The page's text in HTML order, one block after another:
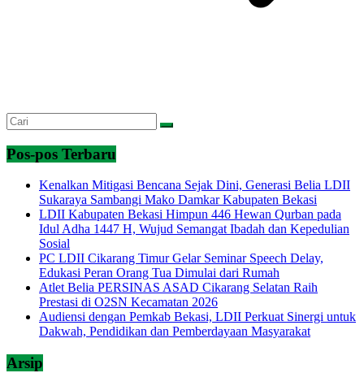
Pos-pos Terbaru
Kenalkan Mitigasi Bencana Sejak Dini, Generasi Belia LDII
Sukaraya Sambangi Mako Damkar Kabupaten Bekasi
LDII Kabupaten Bekasi Himpun 446 Hewan Qurban pada
Idul Adha 1447 H, Wujud Semangat Ibadah dan Kepedulian
Sosial
PC LDII Cikarang Timur Gelar Seminar Speech Delay,
Edukasi Peran Orang Tua Dimulai dari Rumah
Atlet Belia PERSINAS ASAD Cikarang Selatan Raih
Prestasi di O2SN Kecamatan 2026
Audiensi dengan Pemkab Bekasi, LDII Perkuat Sinergi untuk
Dakwah, Pendidikan dan Pemberdayaan Masyarakat
Arsip